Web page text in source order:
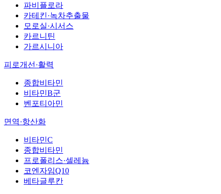
파비플로라
카테킨·녹차추출물
모로실·시서스
카르니틴
가르시니아
피로개선·활력
종합비타민
비타민B군
벤포티아민
면역·항산화
비타민C
종합비타민
프로폴리스·셀레늄
코엔자임Q10
베타글루칸